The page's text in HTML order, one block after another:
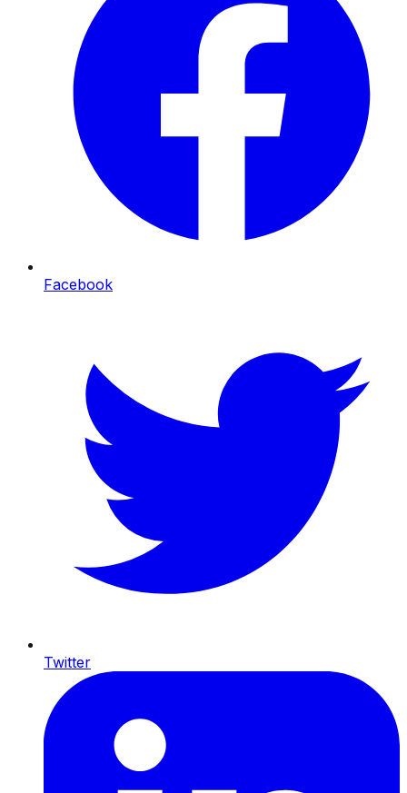
Facebook
Twitter